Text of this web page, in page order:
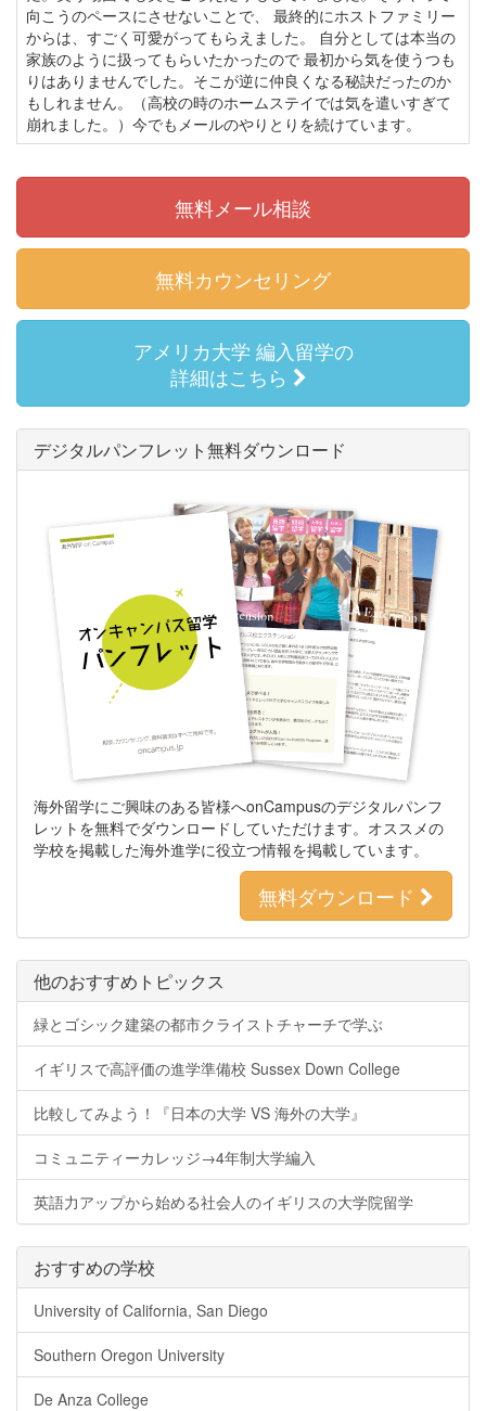
向こうのペースにさせないことで、 最終的にホストファミリー
からは、すごく可愛がってもらえました。 自分としては本当の
家族のように扱ってもらいたかったので 最初から気を使うつも
りはありませんでした。そこが逆に仲良くなる秘訣だったのか
もしれません。（高校の時のホームステイでは気を遣いすぎて
崩れました。）今でもメールのやりとりを続けています。
無料メール相談
無料カウンセリング
アメリカ大学 編入留学の
詳細はこちら
デジタルパンフレット無料ダウンロード
海外留学にご興味のある皆様へonCampusのデジタルパンフ
レットを無料でダウンロードしていただけます。オススメの
学校を掲載した海外進学に役立つ情報を掲載しています。
無料ダウンロード
他のおすすめトピックス
緑とゴシック建築の都市クライストチャーチで学ぶ
イギリスで高評価の進学準備校 Sussex Down College
比較してみよう！『日本の大学 VS 海外の大学』
コミュニティーカレッジ→4年制大学編入
英語力アップから始める社会人のイギリスの大学院留学
おすすめの学校
University of California, San Diego
Southern Oregon University
De Anza College